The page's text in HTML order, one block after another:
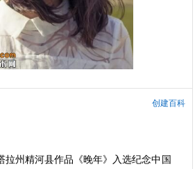
创建百科
拉州精河县作品《晚年》入选纪念中国